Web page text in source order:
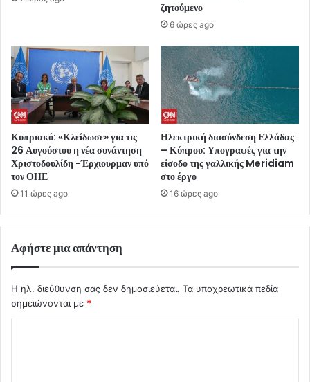
ζητούμενο
6 ώρες ago
Κυπριακό: «Κλείδωσε» για τις
26 Αυγούστου η νέα συνάντηση
Χριστοδουλίδη -Έρχιουρμαν υπό
τον ΟΗΕ
11 ώρες ago
Ηλεκτρική διασύνδεση Ελλάδας
– Κύπρου: Υπογραφές για την
είσοδο της γαλλικής Meridiam
στο έργο
16 ώρες ago
Αφήστε μια απάντηση
Η ηλ. διεύθυνση σας δεν δημοσιεύεται. Τα υποχρεωτικά πεδία
σημειώνονται με *